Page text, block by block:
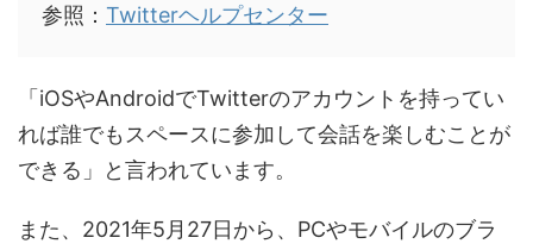
参照： Twitterヘルプセンター
「iOSやAndroidでTwitterのアカウントを持ってい
れば誰でもスペースに参加して会話を楽しむことが
できる」と言われています。
また、2021年5月27日から、PCやモバイルのブラ